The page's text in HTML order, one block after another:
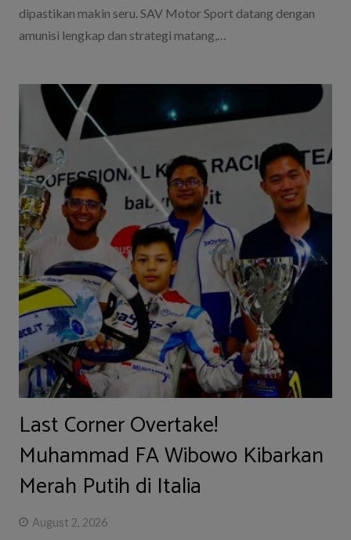
dipastikan makin seru. SAV Motor Sport datang dengan
amunisi lengkap dan strategi matang,…
Last Corner Overtake!
Muhammad FA Wibowo Kibarkan
Merah Putih di Italia
August 2, 2026